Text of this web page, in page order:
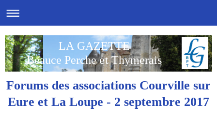
LA GAZETTE
Beauce Perche et Thymerais
Forums des associations Courville sur
Eure et La Loupe - 2 septembre 2017